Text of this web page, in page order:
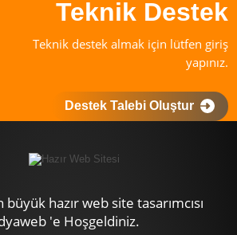
Teknik Destek
Teknik destek almak için lütfen giriş
yapınız.
Destek Talebi Oluştur
hazır web site tasarımcısı
'e Hoşgeldiniz.